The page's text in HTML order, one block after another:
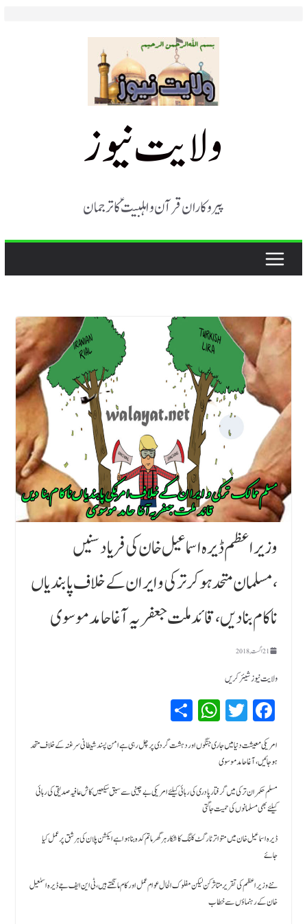
ولایت نیوز
پیروکاران قرآن و اہلبیت ؑ کا ترجمان
وزیر اعظم ڈیرہ اسماعیل خان کی فریا دسنیں
،مسلمان متحد ہو کر ترکی و ایران کے خلاف پابندیاں
ناکام بنا دیں،قائد ملت جعفریہ آغا حامد موسوی
21 اگست, 2018
ولایت نیوز شیئر کریں
Fa
ce
bo
T
wi
tte
r
W
hat
sA
Sh
ar
e
امریکی معیشت دنیا میں جاری جنگوں اور دہشت گردی پر چل رہی ہے امن پسند شیطانی سرغنہ کے خلاف متحد
ہو جائیں، آغا حامد موسوی
مسلم حکمران ترکی میں گرفتار پادری کی رہائی کیلئے امریکی بے چینی سے سبق سیکھیں کاش عافیہ صدیقی کی رہائی
کیلئے بھی مسلمانوں کی حمیت جاگتی
ڈیرہ اسماعیل خان میں متواتر ٹارگٹ کلنگ کا شکارہر گھر ماتم کدہ بنا ہوا ہے ایکشن پلان کی ہر شق پر عمل کیا
جائے
نئے وزیر اعظم کی تقریر متاثر کن لیکن مفلوک الحال عوام عمل اور کام مانگتے ہیں ، ٹی این ایف جے ڈیرہ اسمٰعیل
خان کے رہنماؤں سے خطاب